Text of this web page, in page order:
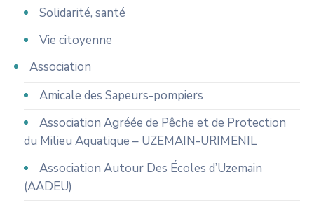
Solidarité, santé
Vie citoyenne
Association
Amicale des Sapeurs-pompiers
Association Agréée de Pêche et de Protection
du Milieu Aquatique – UZEMAIN-URIMENIL
Association Autour Des Écoles d’Uzemain
(AADEU)